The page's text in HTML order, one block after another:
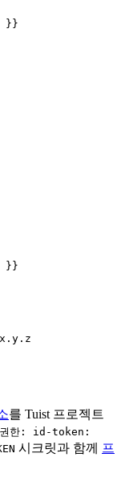
}}
}}
를 Tuist 프로젝트
권한: id-token:
시크릿과 함께
프